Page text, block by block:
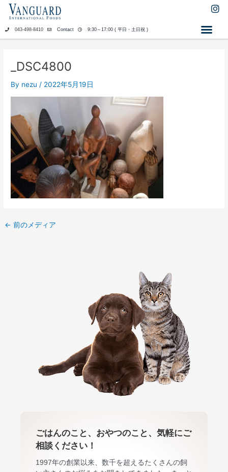
ス
I
043-498-8410 Contact 9:30～17:00 ( 平日・土日祝 )
_DSC4800
By nezu / 2022年5月19日
← 前のメディア
ごはんのこと、おやつのこと、気軽にご
相談ください！
1997年の創業以来、数千を超えるたくさんの飼